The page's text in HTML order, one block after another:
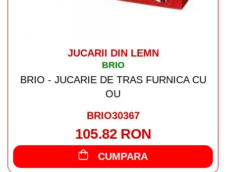
JUCARII DIN LEMN
BRIO
BRIO - JUCARIE DE TRAS FURNICA CU
OU
BRIO30367
105.82 RON
CUMPARA